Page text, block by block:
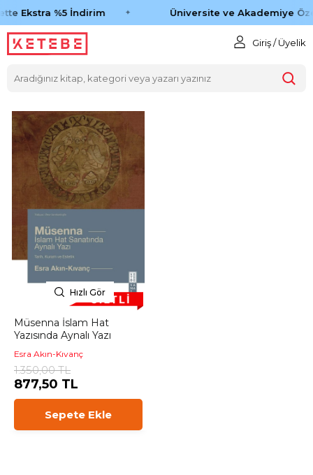
Ekstra %5 İndirim Üniversite ve Akademiye
Giriş / Üyelik
Hızlı Gör
Müsenna İslam Hat
Yazısında Aynalı Yazı
Esra Akın-Kıvanç
1.350,00 TL
877,50 TL
Sepete Ekle